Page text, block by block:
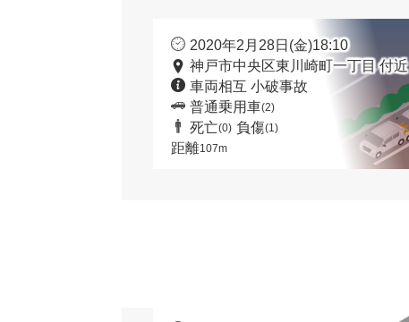
2020年2月28日(金)18:10
神戸市中央区東川崎町一丁目 付近
車両相互 小破事故
普通乗用車(2)
死亡(0) 負傷(1)
距離107m